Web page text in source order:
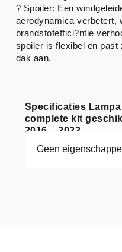
Specificaties
complete kit
2016 – 2023
Geen
? Spoiler: Een
aerodynamica verbetert,
brandstofeffici?ntie
spoiler is flexibel en past
dak aan.